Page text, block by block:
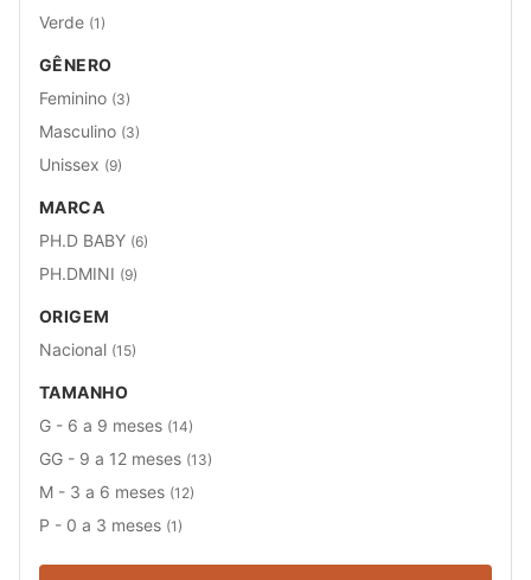
Verde (1)
GÊNERO
Feminino (3)
Masculino (3)
Unissex (9)
MARCA
PH.D BABY (6)
PH.DMINI (9)
ORIGEM
Nacional (15)
TAMANHO
G - 6 a 9 meses (14)
GG - 9 a 12 meses (13)
M - 3 a 6 meses (12)
P - 0 a 3 meses (1)